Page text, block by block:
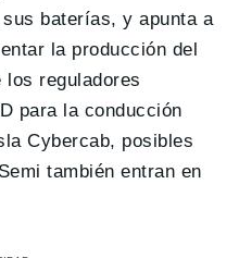
baterías, y apunta a
la producción del
los reguladores
para la conducción
Cybercab, posibles
también entran en